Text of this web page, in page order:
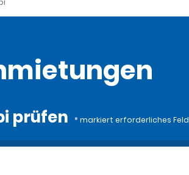
prüfen * markiert erforderliches Feld